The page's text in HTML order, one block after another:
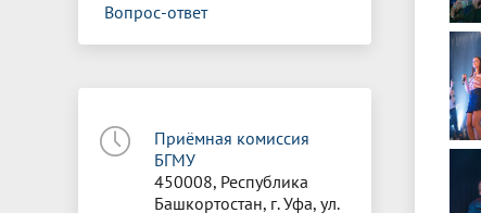
Вопрос-ответ
Приёмная комиссия
БГМУ
450008, Республика
Башкортостан, г. Уфа, ул.